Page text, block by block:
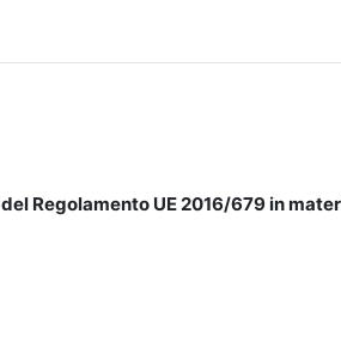
Regolamento UE 2016/679 in